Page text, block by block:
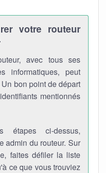
votre routeur
avec tous ses
informatiques, peut
bon point de départ
mentionnés
étapes ci-dessus,
admin du routeur. Sur
faites défiler la liste
ce que vous trouviez